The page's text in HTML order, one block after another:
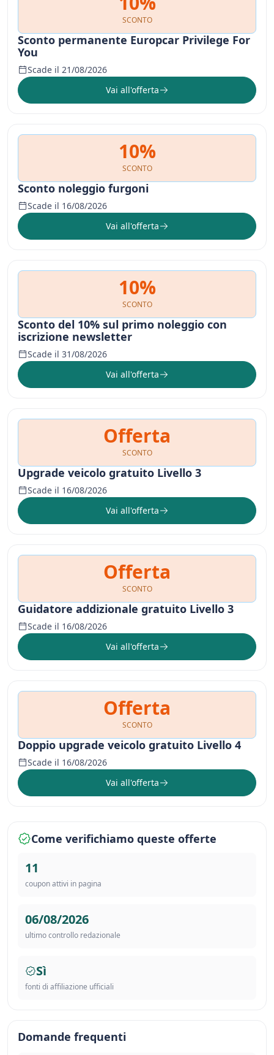
SCONTO
Sconto permanente Europcar Privilege For
You
Scade il 21/08/2026
Vai all'offerta
10%
SCONTO
Sconto noleggio furgoni
Scade il 16/08/2026
Vai all'offerta
10%
SCONTO
Sconto del 10% sul primo noleggio con
iscrizione newsletter
Scade il 31/08/2026
Vai all'offerta
Offerta
SCONTO
Upgrade veicolo gratuito Livello 3
Scade il 16/08/2026
Vai all'offerta
Offerta
SCONTO
Guidatore addizionale gratuito Livello 3
Scade il 16/08/2026
Vai all'offerta
Offerta
SCONTO
Doppio upgrade veicolo gratuito Livello 4
Scade il 16/08/2026
Vai all'offerta
Come verifichiamo queste offerte
11
coupon attivi in pagina
06/08/2026
ultimo controllo redazionale
Sì
fonti di affiliazione ufficiali
Domande frequenti